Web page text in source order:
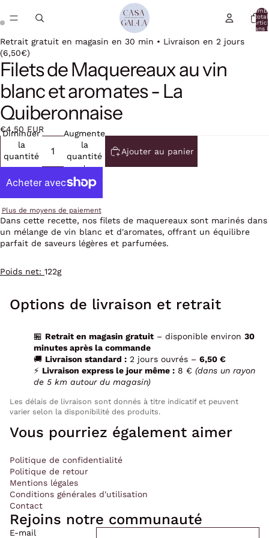
total
dans
Retrait gratuit en magasin en 30 min • Livraison en 2 jours
(6,50€)
Filets de Maquereaux au vin
blanc et aromates - La
Quiberonnaise
€4,50 EUR
Diminuer
la
quantité
Augmenter
la
quantité
Ajouter au panier
Plus de moyens de paiement
Dans cette recette, nos filets de maquereaux sont marinés dans
un mélange de vin blanc et d'aromates, offrant un équilibre
parfait de saveurs légères et parfumées.
Poids net: 122g
Options de livraison et retrait
🏪 Retrait en magasin gratuit – disponible environ 30
minutes après la commande
🚚 Livraison standard : 2 jours ouvrés – 6,50 €
⚡ Livraison express le jour même : 8 € (dans un rayon
de 5 km autour du magasin)
Les délais de livraison sont donnés à titre indicatif et peuvent
varier selon la disponibilité des produits.
Vous pourriez également aimer
Politique de confidentialité
Politique de retour
Mentions légales
Conditions générales d'utilisation
Contact
Rejoins notre communauté
E-mail